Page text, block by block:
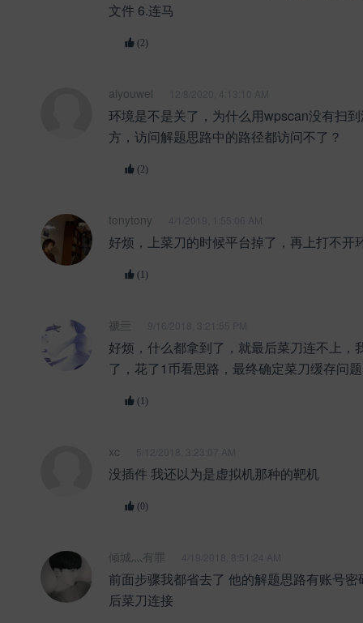
文件 6.连马
(2)
aiyouwei
环境是不是关了，为什么用wpscan没有扫
方，访问解题思路中的路径都访问不了？
(2)
tonytony
好烦，上菜刀的时候平台掉了，再上打不开
(1)
禠亖
好烦，什么都拿到了，就最后菜刀连不上，
了，花了1币看思路，最终确定菜刀缓存问题
(1)
xc
没插件 我还以为是虚拟机那种的靶机
(0)
倾城灬有罪
前面步骤我都省去了 他的解题思路有账号
后菜刀连接